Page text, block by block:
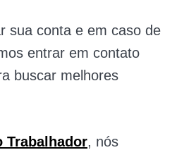
sua conta e em caso de
entrar em contato
buscar melhores
Trabalhador, nós